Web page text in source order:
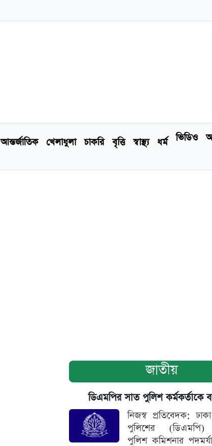
আন্তর্জাতিক খেলাধুলা চাকরি বৃত্তি স্বাস্থ্য ধর্ম ভিডিও
জাতীয়
ডিএমপির সাত পুলিশ কর্মকর্তাকে
নিজস্ব প্রতিবেদক:
পুলিশের (ডিএমপি)
পুলিশ কমিশনার